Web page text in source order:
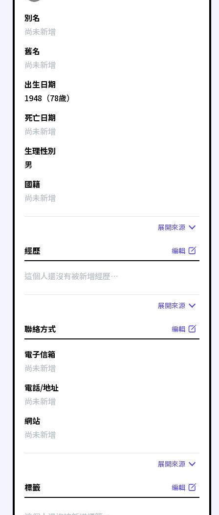
別名
尚未新增
舊名
尚未新增
出生日期
1948（78歲）
死亡日期
尚未新增
生理性別
男
國籍
尚未新增
展開來源
經歷 編輯
這個人還沒有被新增經歷⋯
展開來源
聯絡方式 編輯
電子信箱
尚未新增
電話/地址
尚未新增
網站
尚未新增
展開來源
標籤 編輯